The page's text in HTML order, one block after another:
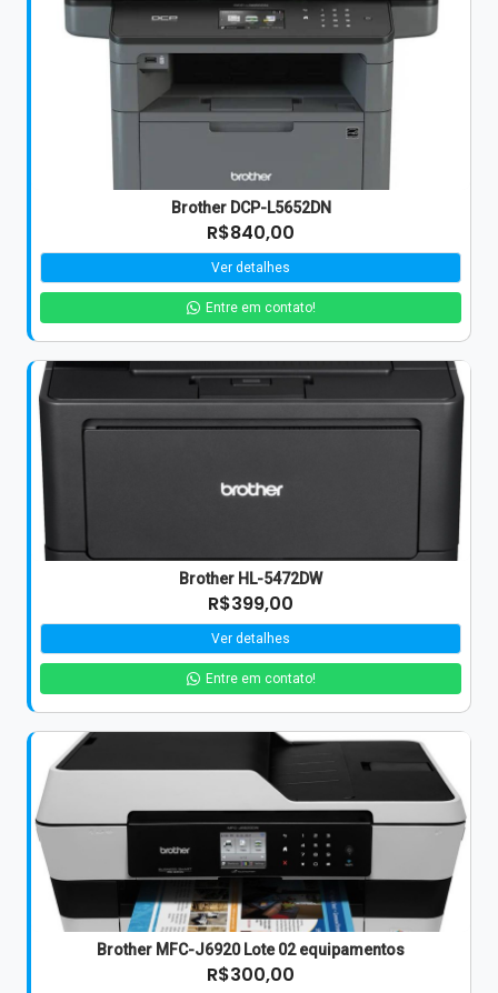
Brother DCP-L5652DN
R$840,00
Ver detalhes
Entre em contato!
Brother HL-5472DW
R$399,00
Ver detalhes
Entre em contato!
Brother MFC-J6920 Lote 02 equipamentos
R$300,00